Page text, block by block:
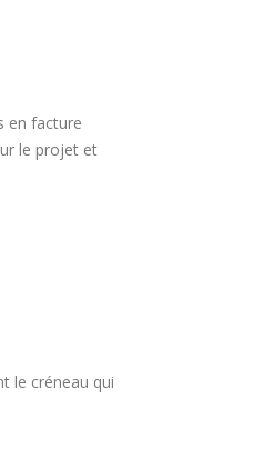
en facture
le projet et
le créneau qui